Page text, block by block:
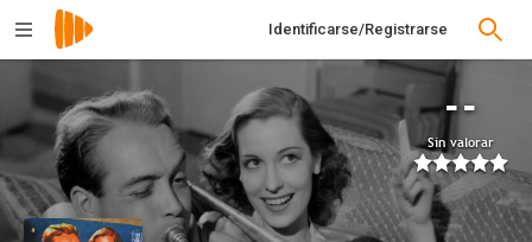
Identificarse/Registrarse
--
Sin valorar